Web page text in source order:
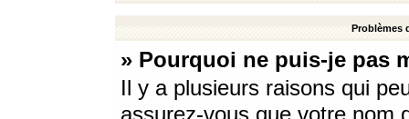
Problèmes
» Pourquoi ne puis-je pas
Il y a plusieurs raisons qui